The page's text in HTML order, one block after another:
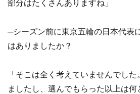
部分はたくさんありますね」
─シーズン前に東京五輪の日本代表
はありましたか？
「そこは全く考えていませんでし
ましたし、選んでもらった以上は